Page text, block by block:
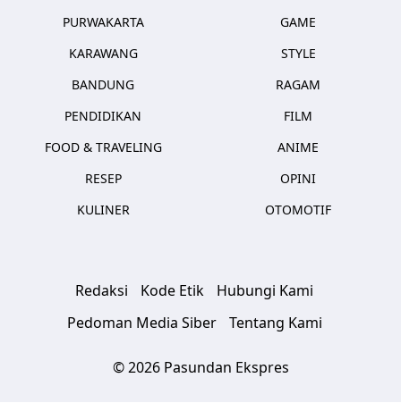
PURWAKARTA
KARAWANG
BANDUNG
PENDIDIKAN
FOOD & TRAVELING
RESEP
KULINER
GAME
STYLE
RAGAM
FILM
ANIME
OPINI
OTOMOTIF
Redaksi Kode Etik
Hubungi Kami
Pedoman Media Siber
Tentang Kami
© 2026 Pasundan Ekspres